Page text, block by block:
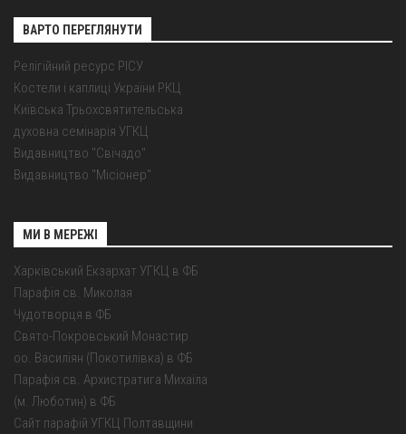
ВАРТО ПЕРЕГЛЯНУТИ
Релігійний ресурс РІСУ
Костели і каплиці України РКЦ
Київська Трьохсвятительська
духовна семінарія УГКЦ
Видавництво "Свічадо"
Видавництво "Місіонер"
МИ В МЕРЕЖІ
Харківський Екзархат УГКЦ в ФБ
Парафія св. Миколая
Чудотворця в ФБ
Свято-Покровський Монастир
оо. Василіян (Покотилівка) в ФБ
Парафія св. Архистратига Михаїла
(м. Люботин) в ФБ
Сайт парафій УГКЦ Полтавщини